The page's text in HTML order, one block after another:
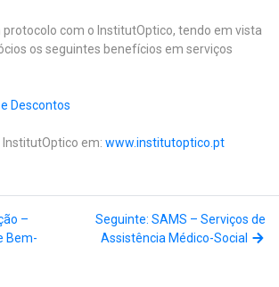
protocolo com o InstitutOptico, tendo em vista
os seguintes benefícios em serviços
Descontos
em: www.institutoptico.pt
–
Bem-
Seguinte: SAMS – Serviços de
Assistência Médico-Social